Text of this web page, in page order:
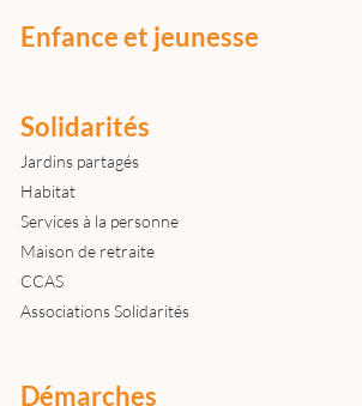
Enfance et jeunesse
Solidarités
Jardins partagés
Habitat
Services à la personne
Maison de retraite
CCAS
Associations Solidarités
Démarches